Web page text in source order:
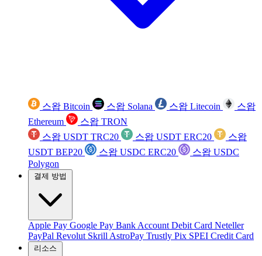
스왑 Bitcoin 스왑 Solana 스왑 Litecoin
스왑
Ethereum
스왑 TRON
스왑 USDT TRC20
스왑 USDT ERC20
스왑
USDT BEP20
스왑 USDC ERC20
스왑 USDC
Polygon
결제 방법
Apple Pay Google Pay Bank Account Debit Card Neteller
PayPal Revolut Skrill AstroPay Trustly Pix SPEI Credit Card
리소스